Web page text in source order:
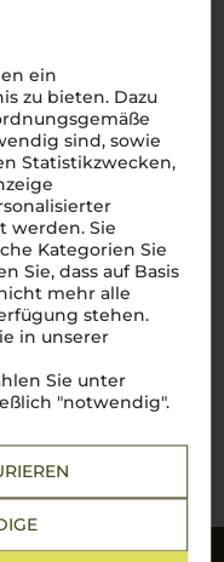
ein
zu bieten. Dazu
sind, sowie
Statistikzwecken,
werden. Sie
Kategorien Sie
Sie, dass auf Basis
mehr alle
stehen.
in unserer
Sie unter
"notwendig".
Piemont
€ 13,90
pro Flasche (0.75l), € 18,53
inkl. MwSt. zzgl.